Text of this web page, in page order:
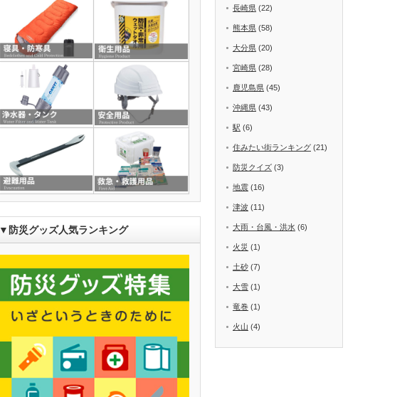
▼防災グッズ人気ランキング
長崎県 (22)
熊本県 (58)
大分県 (20)
宮崎県 (28)
鹿児島県 (45)
沖縄県 (43)
駅 (6)
住みたい街ランキング (21)
防災クイズ (3)
地震 (16)
津波 (11)
大雨・台風・洪水 (6)
火災 (1)
土砂 (7)
大雪 (1)
竜巻 (1)
火山 (4)